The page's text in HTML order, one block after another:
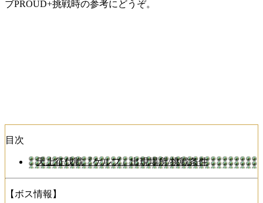
ブPROUD+挑戦時の参考にどうぞ。
目次
天上征伐戦『ケルブ』出現場所/挑戦条件
【ボス情報】